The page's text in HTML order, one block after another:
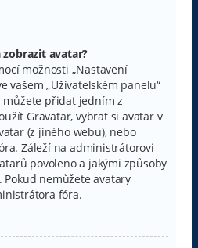
zobrazit avatar?
možnosti „Nastavení
vašem „Uživatelském panelu“
můžete přidat jedním z
Gravatar, vybrat si avatar v
(z jiného webu), nebo
Záleží na administrátorovi
povoleno a jakými způsoby
nemůžete avatary
fóra.